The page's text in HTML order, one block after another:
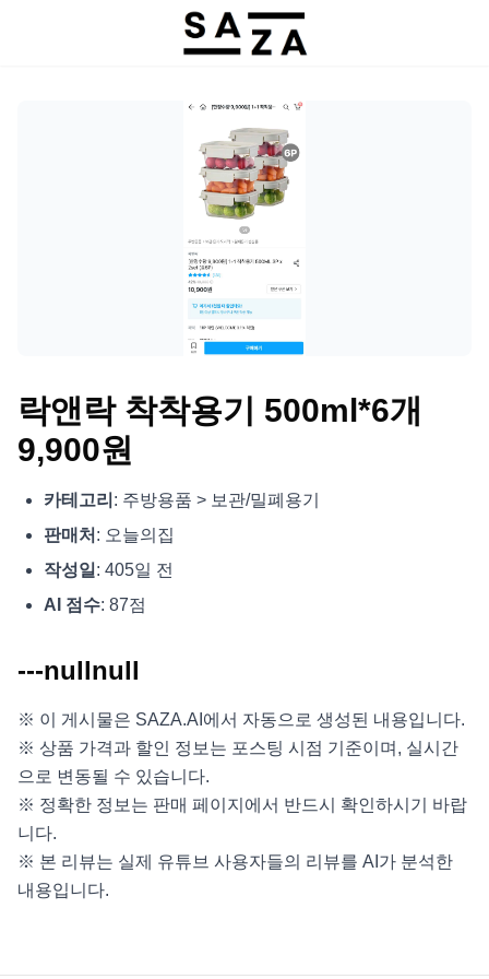
락앤락 착착용기 500ml*6개
9,900원
카테고리 : 주방용품 > 보관/밀폐용기
판매처 : 오늘의집
작성일: 405일 전
AI 점수: 87점
---nullnull
※ 이 게시물은 SAZA.AI에서 자동으로 생성된 내용입니다.
※ 상품 가격과 할인 정보는 포스팅 시점 기준이며, 실시간
으로 변동될 수 있습니다.
※ 정확한 정보는 판매 페이지에서 반드시 확인하시기 바랍
니다.
※ 본 리뷰는 실제 유튜브 사용자들의 리뷰를 AI가 분석한
내용입니다.